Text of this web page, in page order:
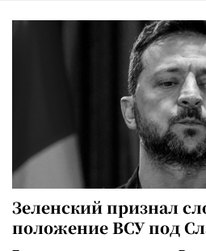
Зеленский признал
положение ВСУ под